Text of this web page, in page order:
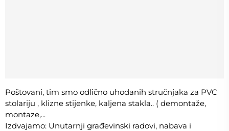
Poštovani, tim smo odlično uhodanih stručnjaka za PVC
stolariju , klizne stijenke, kaljena stakla.. ( demontaže,
montaze,...
Izdvajamo: Unutarnji građevinski radovi, nabava i